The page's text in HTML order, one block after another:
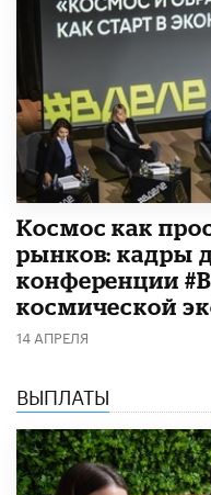
Космос как
рынков: кадры
конференции
космической
14 АПРЕЛЯ
ВЫПЛАТЫ